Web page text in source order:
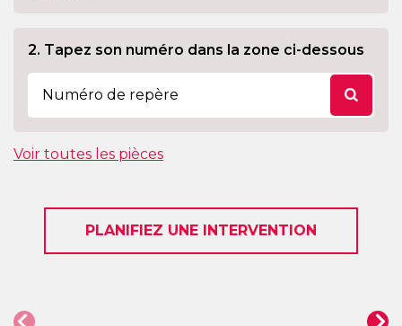
2. Tapez son numéro dans la zone ci-dessous
Voir toutes les pièces
PLANIFIEZ UNE INTERVENTION